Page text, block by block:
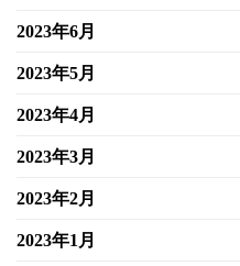
2023年6月
2023年5月
2023年4月
2023年3月
2023年2月
2023年1月